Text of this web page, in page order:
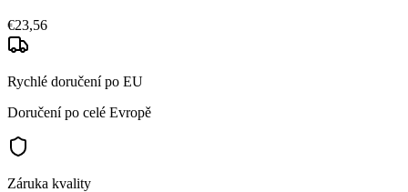
€23,56
Rychlé doručení po EU
Doručení po celé Evropě
Záruka kvality